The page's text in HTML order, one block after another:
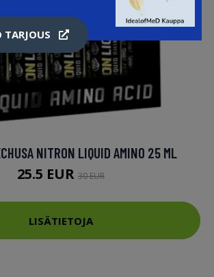
NITRON LIQUID AMINO 25 ML
25.5 EUR 30 EUR
LISÄTIETOJA
TARJOUS